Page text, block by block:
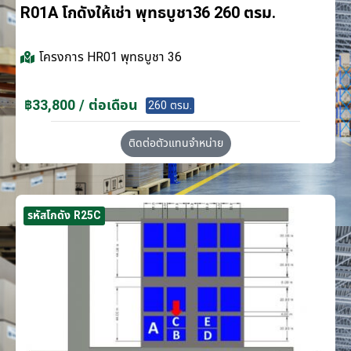
R01A โกดังให้เช่า พุทธบูชา36 260 ตรม.
โครงการ HR01 พุทธบูชา 36
฿33,800 / ต่อเดือน 260 ตรม.
ติดต่อตัวแทนจำหน่าย
รหัสโกดัง R25C